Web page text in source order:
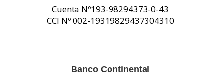
Cuenta Nº193-98294373-0-43
CCI Nº 002-19319829437304310
Banco Continental